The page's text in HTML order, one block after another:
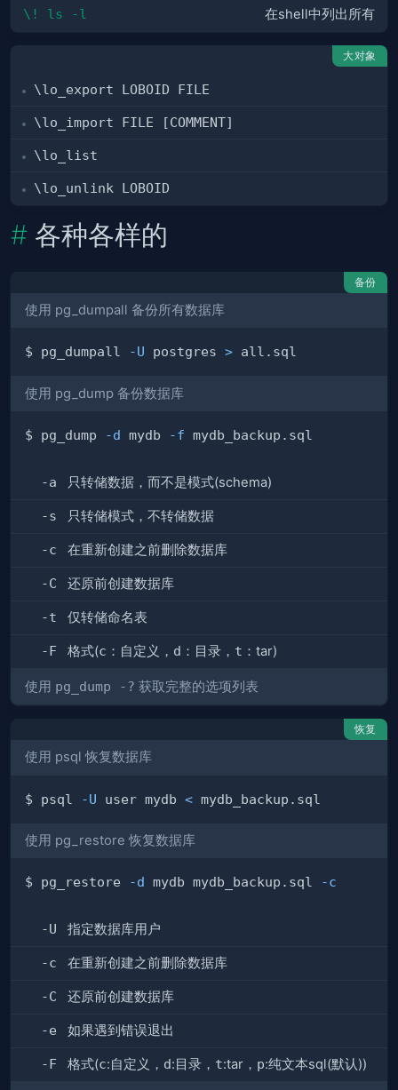
\! ls -l 在shell中列出所有
大对象
\lo_export LOBOID FILE
\lo_import FILE [COMMENT]
\lo_list
\lo_unlink LOBOID
各种各样的
备份
使用 pg_dumpall 备份所有数据库
$ pg_dumpall -U postgres >
使用 pg_dump 备份数据库
$ pg_dump -d mydb -f
-a 只转储数据，而不是模式(schema)
-s 只转储模式，不转储数据
-c 在重新创建之前删除数据库
-C 还原前创建数据库
-t 仅转储命名表
-F 格式(c ：自定义， d ：目录， t ：tar)
使用 pg_dump -? 获取完整的选项列表
恢复
使用 psql 恢复数据库
$ psql -U user mydb <
使用 pg_restore 恢复数据库
$ pg_restore -d mydb mydb_backup.sql -c
-U 指定数据库用户
-c 在重新创建之前删除数据库
-C 还原前创建数据库
-e 如果遇到错误退出
-F 格式(c:自定义， d:目录， t:tar， p:纯文本sql(默认))